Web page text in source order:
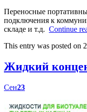
Переносные
подключения к
складе и т.д. Continue
This entry was posted on
Жидкий
Сен23